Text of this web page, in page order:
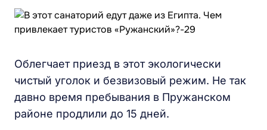
Облегчает приезд в этот экологически
чистый уголок и безвизовый режим. Не так
давно время пребывания в Пружанском
районе продлили до 15 дней.